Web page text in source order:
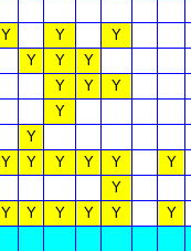
Y Y Y
Y Y Y
Y Y Y
Y
Y
Y Y Y Y Y Y
Y
Y Y Y Y Y Y